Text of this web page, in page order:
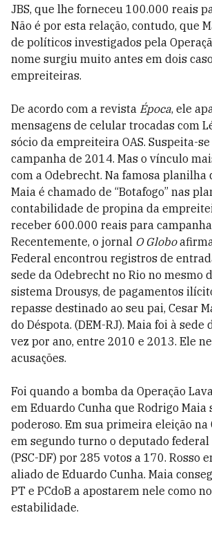
JBS, que lhe forneceu 100.000 reais
Não é por esta relação, contudo, que
de políticos investigados pela
nome surgiu muito antes em dois
empreiteiras.
De acordo com a revista Época, ele
mensagens de celular trocadas com
sócio da empreiteira OAS. Suspeita-
campanha de 2014. Mas o vínculo
com a Odebrecht. Na famosa planilha
Maia é chamado de “Botafogo” nas
contabilidade de propina da
receber 600.000 reais para
Recentemente, o jornal O Globo
Federal encontrou registros de
sede da Odebrecht no Rio no mesmo
sistema Drousys, de pagamentos
repasse destinado ao seu pai, Cesar
do Déspota. (DEM-RJ). Maia foi à
vez por ano, entre 2010 e 2013. Ele
acusações.
Foi quando a bomba da Operação
em Eduardo Cunha que Rodrigo Maia
poderoso. Em sua primeira eleição na
em segundo turno o deputado federal
(PSC-DF) por 285 votos a 170. Rosso
aliado de Eduardo Cunha. Maia
PT e PCdoB a apostarem nele como
estabilidade.